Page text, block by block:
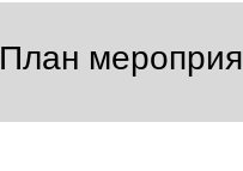
План